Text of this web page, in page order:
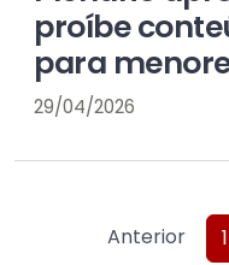
proíbe
para
29/04/2026
Anterior 1